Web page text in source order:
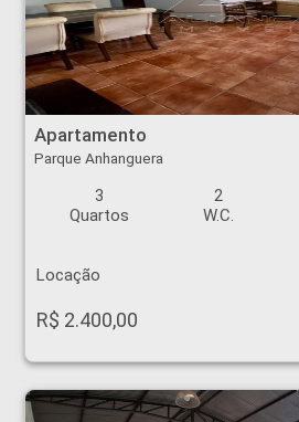
Apartamento - Parque Anhanguera - Ribeirão Preto
Apartamento
Parque Anhanguera
3
Quartos
2
W.C.
Locação
R$ 2.400,00